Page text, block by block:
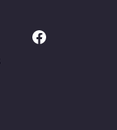
Facebook